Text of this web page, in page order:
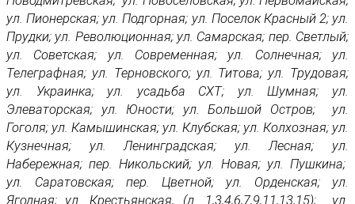
ул. Пионерская; ул. Подгорная; ул. Поселок Красный 2; ул.
Прудки; ул. Революционная; ул. Самарская; пер. Светлый;
ул. Советская; ул. Современная; ул. Солнечная; ул.
Телеграфная; ул. Терновского; ул. Титова; ул. Трудовая;
ул. Украинка; ул. усадьба СХТ; ул. Шумная; ул.
Элеваторская; ул. Юности; ул. Большой Остров; ул.
Гоголя; ул. Камышинская; ул. Клубская; ул. Колхозная; ул.
Кузнечная; ул. Ленинградская; ул. Лесная; ул.
Набережная; пер. Никольский; ул. Новая; ул. Пушкина;
ул. Саратовская; пер. Цветной; ул. Орденская; ул.
Ягодная; ул. Крестьянская, (д. 1,3,4,6,7,9,11,13,15); ул.